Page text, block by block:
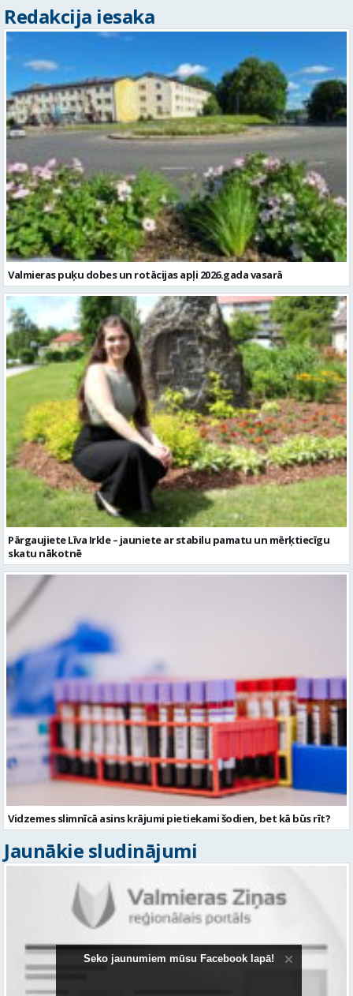
Redakcija iesaka
Valmieras puķu dobes un rotācijas apļi 2026.gada vasarā
Pārgaujiete Līva Irkle – jauniete ar stabilu pamatu un mērķtiecīgu
skatu nākotnē
Vidzemes slimnīcā asins krājumi pietiekami šodien, bet kā būs rīt?
Jaunākie sludinājumi
Seko jaunumiem mūsu Facebook lapā!